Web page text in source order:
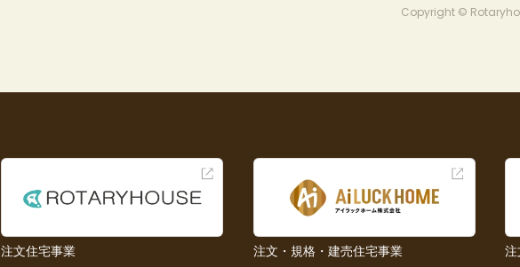
Copyright ©
注文住宅事業 注文・規格・建売住宅事業 注